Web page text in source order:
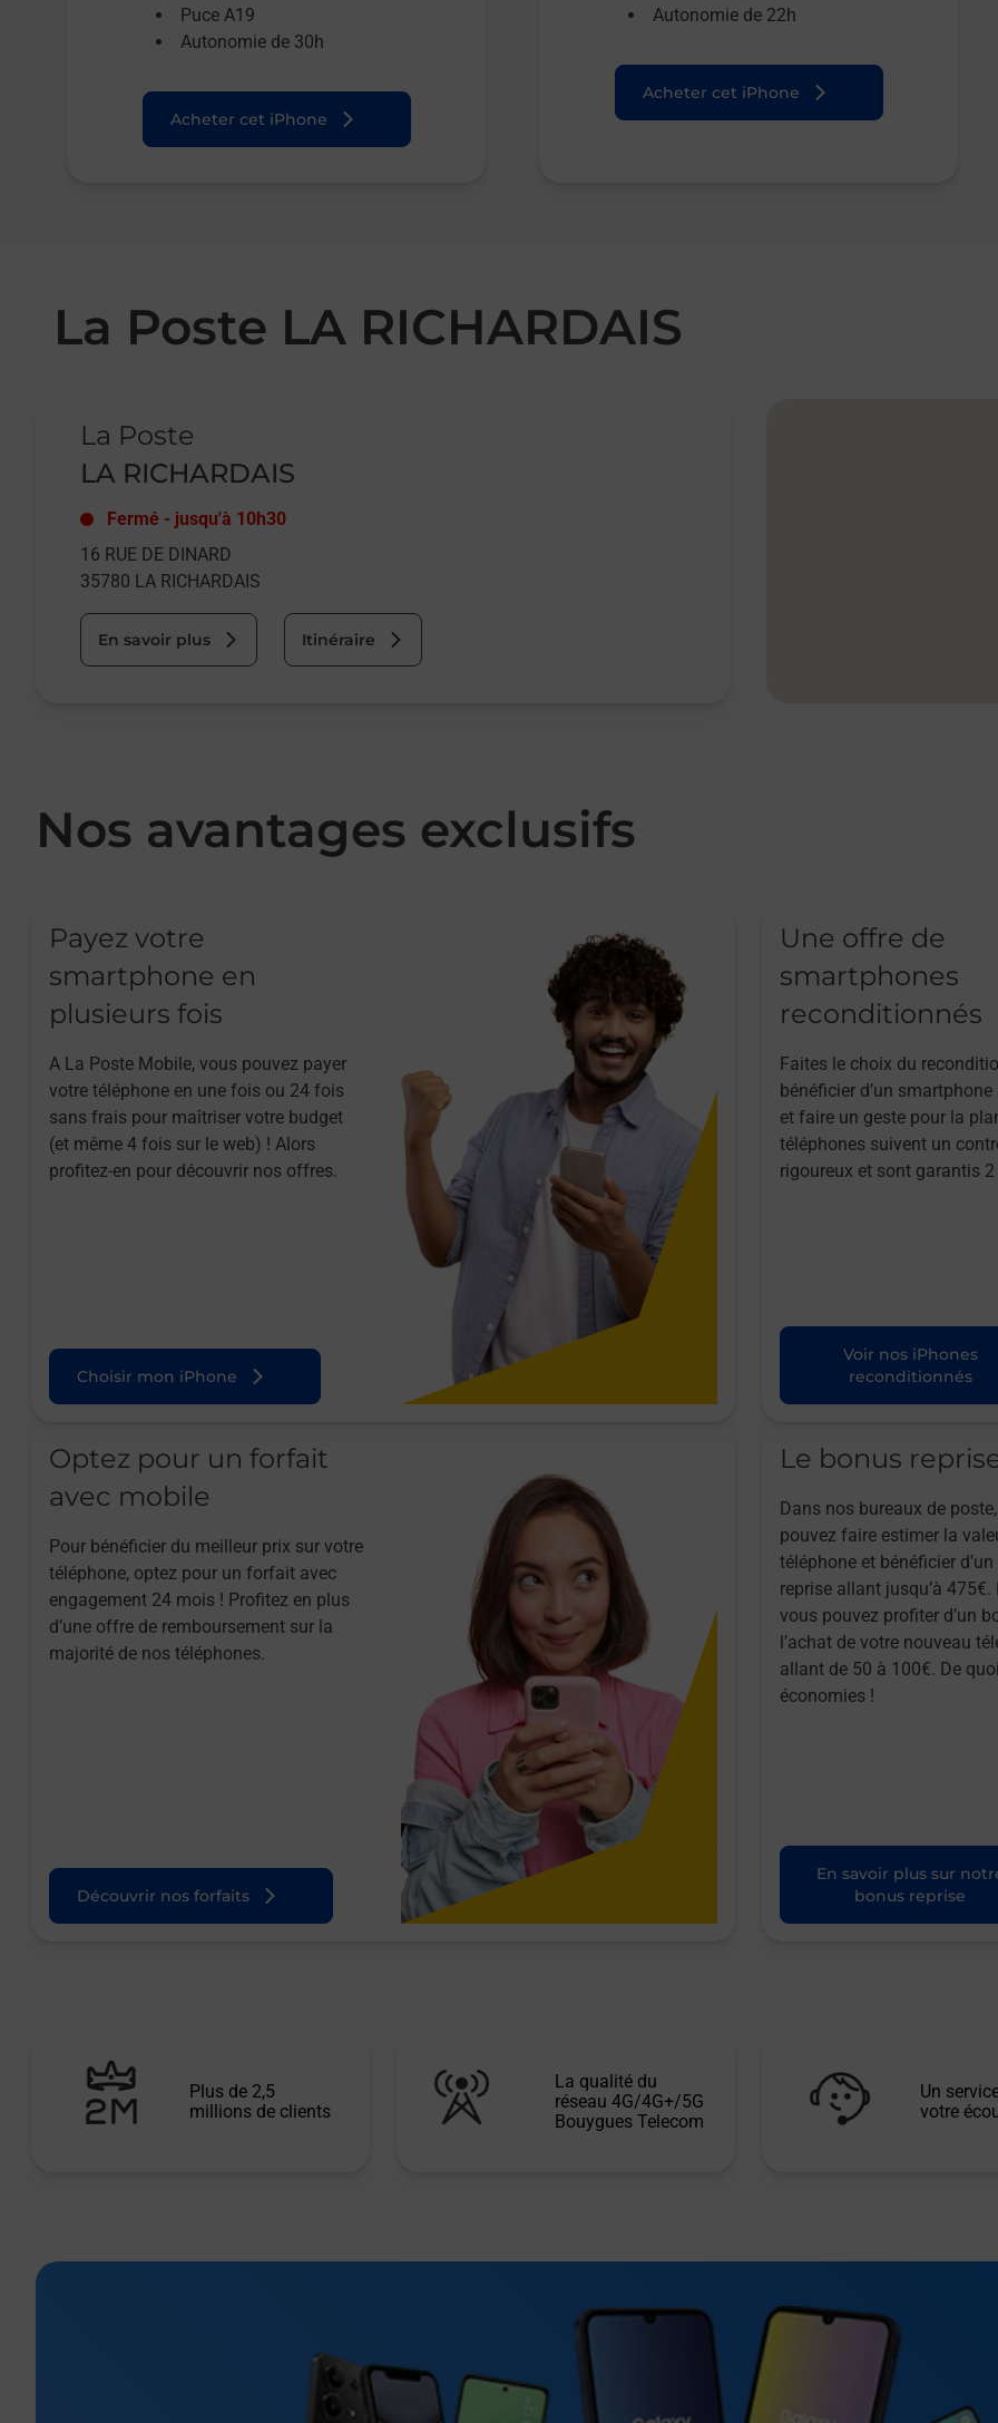
Puce A19
Autonomie de 30h
Acheter cet iPhone
Autonomie de 22h
Acheter cet iPhone
La Poste LA RICHARDAIS
La Poste
LA RICHARDAIS
Fermé - jusqu'à 10h30
16 RUE DE DINARD
35780 LA RICHARDAIS
En savoir plus Itinéraire
Nos avantages exclusifs
Payez votre
smartphone en
plusieurs fois
A La Poste Mobile, vous pouvez payer
votre téléphone en une fois ou 24 fois
sans frais pour maîtriser votre budget
(et même 4 fois sur le web) ! Alors
profitez-en pour découvrir nos offres.
Choisir mon iPhone
Une offre de
smartphones
reconditionnés
Faites le choix du
bénéficier d’un
et faire un geste pour la
téléphones suivent un
rigoureux et sont garantis 2
Voir nos iPhones
reconditionnés
Optez pour un forfait
avec mobile
Pour bénéficier du meilleur prix sur votre
téléphone, optez pour un forfait avec
engagement 24 mois ! Profitez en plus
d’une offre de remboursement sur la
majorité de nos téléphones.
Découvrir nos forfaits
Le bonus
Dans nos bureaux de
pouvez faire estimer la
téléphone et bénéficier
reprise allant jusqu’à 475€.
vous pouvez profiter d’un
l’achat de votre nouveau
allant de 50 à 100€. De
économies !
En savoir plus sur
bonus reprise
Plus de 2,5
millions de clients
La qualité du
réseau 4G/4G+/5G
Bouygues Telecom
Un
votre